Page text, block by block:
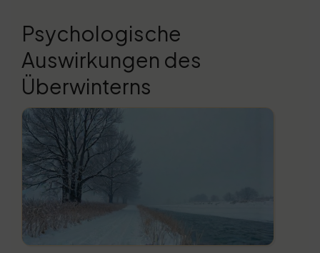
Psychologische
Auswirkungen des
Überwinterns